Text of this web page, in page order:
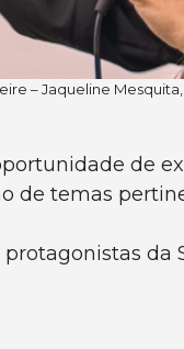
– Jaqueline
de
de temas
da